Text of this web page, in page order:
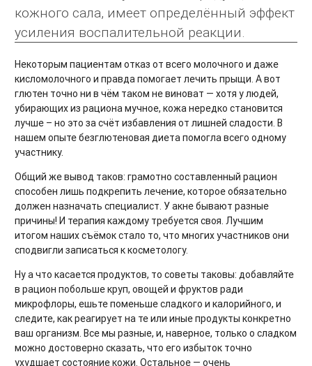
кожного сала, имеет определённый эффект
усиления воспалительной реакции.
Некоторым пациентам отказ от всего молочного и даже
кисломолочного и правда помогает лечить прыщи. А вот
глютен точно ни в чём таком не виноват — хотя у людей,
убирающих из рациона мучное, кожа нередко становится
лучше – но это за счёт избавления от лишней сладости. В
нашем опыте безглютеновая диета помогла всего одному
участнику.
Общий же вывод таков: грамотно составленный рацион
способен лишь подкрепить лечение, которое обязательно
должен назначать специалист. У акне бывают разные
причины! И терапия каждому требуется своя. Лучшим
итогом наших съёмок стало то, что многих участников они
сподвигли записаться к косметологу.
Ну а что касается продуктов, то советы таковы: добавляйте
в рацион побольше круп, овощей и фруктов ради
микрофлоры, ешьте поменьше сладкого и калорийного, и
следите, как реагирует на те или иные продукты конкретно
ваш организм. Все мы разные, и, наверное, только о сладком
можно достоверно сказать, что его избыток точно
ухудшает состояние кожи. Остальное — очень